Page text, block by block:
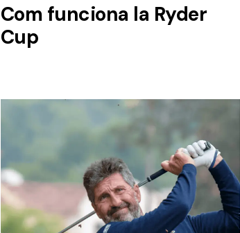
Com funciona la Ryder
Cup